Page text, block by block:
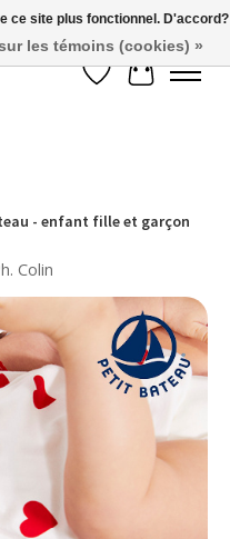
Liste de souhaits
Panier
- enfant fille et garçon
Colin
ce site plus fonctionnel. D'accord?
les témoins (cookies) »